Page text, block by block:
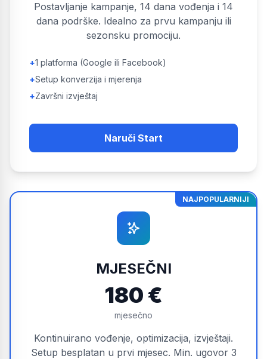
Postavljanje kampanje, 14 dana vođenja i 14
dana podrške. Idealno za prvu kampanju ili
sezonsku promociju.
+1 platforma (Google ili Facebook)
+Setup konverzija i mjerenja
+Završni izvještaj
Naruči Start
NAJPOPULARNIJI
MJESEČNI
180 €
mjesečno
Kontinuirano vođenje, optimizacija, izvještaji.
Setup besplatan u prvi mjesec. Min. ugovor 3